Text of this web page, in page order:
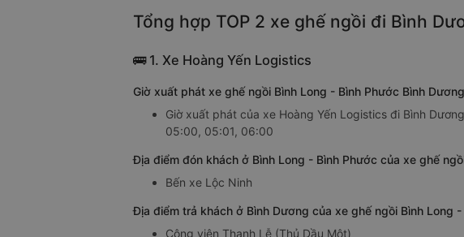
Tổng hợp TOP 2 xe ghế ngồi đi Bình
🚌 1. Xe Hoàng Yến Logistics
Giờ xuất phát xe ghế ngồi Bình Long - Bình Phước Bình
Giờ xuất phát của xe Hoàng Yến Logistics đi Bình
05:00, 05:01, 06:00
Địa điểm đón khách ở Bình Long - Bình Phước của xe ghế
Bến xe Lộc Ninh
Địa điểm trả khách ở Bình Dương của xe ghế ngồi Bình Long
Công viên Thanh Lễ (Thủ Dầu Một)